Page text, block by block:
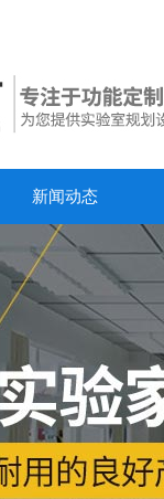
新闻动态